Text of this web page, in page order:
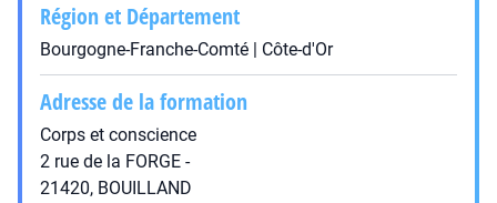
Région et Département
Bourgogne-Franche-Comté | Côte-d'Or
Adresse de la formation
Corps et conscience
2 rue de la FORGE -
21420, BOUILLAND